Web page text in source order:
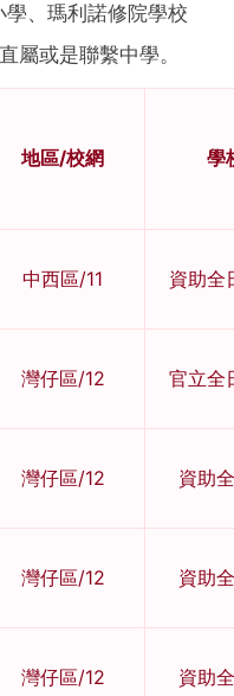
、瑪利諾修院學校
屬或是聯繫中學。
地區/校網 學
中西區/11 資助全
灣仔區/12 官立全
灣仔區/12 資助
灣仔區/12 資助
灣仔區/12 資助